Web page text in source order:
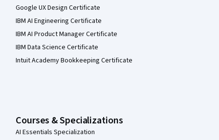
Google UX Design Certificate
IBM AI Engineering Certificate
IBM AI Product Manager Certificate
IBM Data Science Certificate
Intuit Academy Bookkeeping Certificate
Courses & Specializations
AI Essentials Specialization